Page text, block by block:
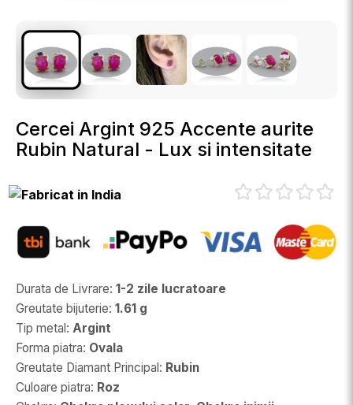
Cercei Argint 925 Accente aurite
Rubin Natural - Lux si intensitate
Durata de Livrare: 1-2 zile lucratoare
Greutate bijuterie: 1.61 g
Tip metal: Argint
Forma piatra: Ovala
Greutate Diamant Principal: Rubin
Culoare piatra: Roz